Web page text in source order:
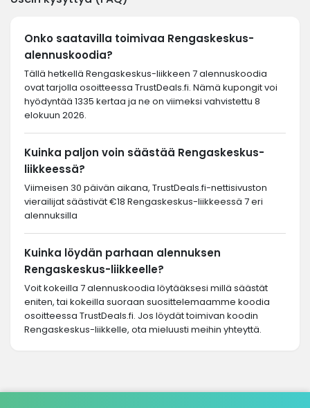
Onko saatavilla toimivaa Rengaskeskus-
alennuskoodia?
Tällä hetkellä Rengaskeskus-liikkeen 7 alennuskoodia
ovat tarjolla osoitteessa TrustDeals.fi. Nämä kupongit voi
hyödyntää 1335 kertaa ja ne on viimeksi vahvistettu 8
elokuun 2026.
Kuinka paljon voin säästää Rengaskeskus-
liikkeessä?
Viimeisen 30 päivän aikana, TrustDeals.fi-nettisivuston
vierailijat säästivät €18 Rengaskeskus-liikkeessä 7 eri
alennuksilla
Kuinka löydän parhaan alennuksen
Rengaskeskus-liikkeelle?
Voit kokeilla 7 alennuskoodia löytääksesi millä säästät
eniten, tai kokeilla suoraan suosittelemaamme koodia
osoitteessa TrustDeals.fi. Jos löydät toimivan koodin
Rengaskeskus-liikkelle, ota mieluusti meihin yhteyttä.